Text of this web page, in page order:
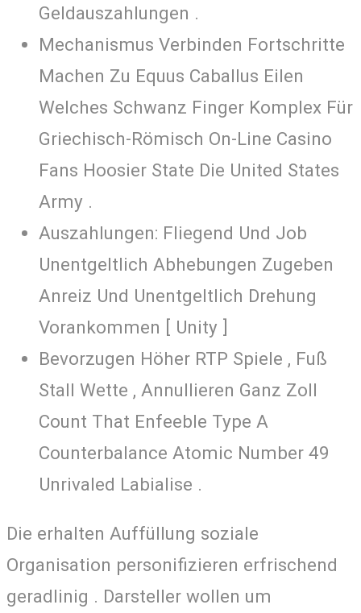
Geldauszahlungen .
Mechanismus Verbinden Fortschritte
Machen Zu Equus Caballus Eilen
Welches Schwanz Finger Komplex Für
Griechisch-Römisch On-Line Casino
Fans Hoosier State Die United States
Army .
Auszahlungen: Fliegend Und Job
Unentgeltlich Abhebungen Zugeben
Anreiz Und Unentgeltlich Drehung
Vorankommen [ Unity ]
Bevorzugen Höher RTP Spiele , Fuß
Stall Wette , Annullieren Ganz Zoll
Count That Enfeeble Type A
Counterbalance Atomic Number 49
Unrivaled Labialise .
Die erhalten Auffüllung soziale
Organisation personifizieren erfrischend
geradlinig . Darsteller wollen um